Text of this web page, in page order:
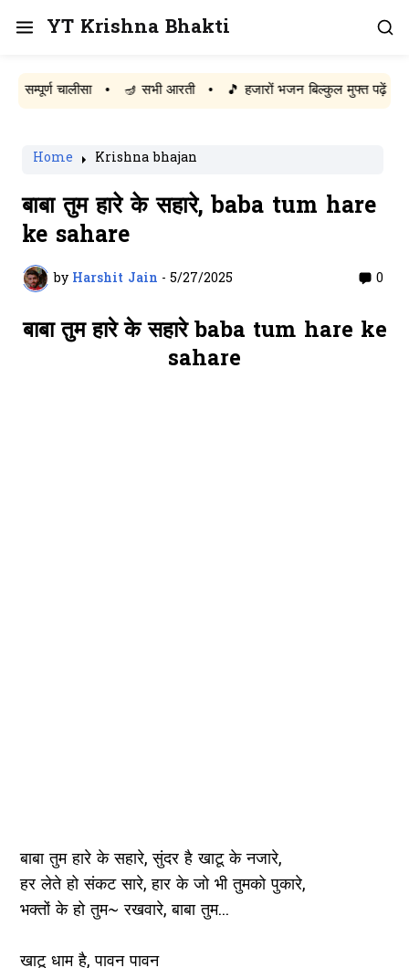
YT Krishna Bhakti
चालीसा • 🪔 सभी आरती • 🎵 हजारों भजन बिल्कुल मुफ्त पढ़ें
Home Krishna bhajan
बाबा तुम हारे के सहारे, baba tum hare
ke sahare
by Harshit Jain - 5/27/2025 0
बाबा तुम हारे के सहारे baba tum hare ke
sahare
बाबा तुम हारे के सहारे, सुंदर है खाटू के नजारे,
हर लेते हो संकट सारे, हार के जो भी तुमको पुकारे,
भक्तों के हो तुम~ रखवारे, बाबा तुम...
खाटू धाम है, पावन पावन